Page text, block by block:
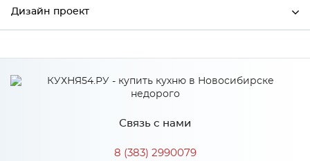
Ширина
Сурская мебель
Атласный серый/Белый
МДФ
Дизайн проект
*
Связь с нами
8 (383) 2990079